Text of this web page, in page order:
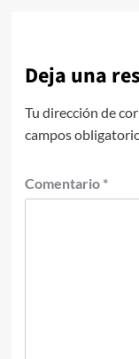
Deja una
Tu dirección de
campos
Comentario *